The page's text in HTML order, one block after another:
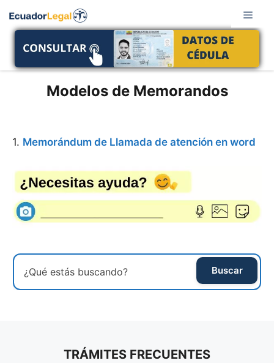
Modelos de Memorandos
1. Memorándum de Llamada de atención en word
Buscar
TRÁMITES FRECUENTES